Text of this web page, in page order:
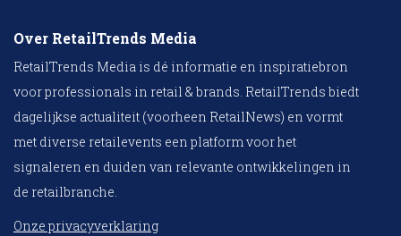
Over RetailTrends Media
RetailTrends Media is dé informatie en inspiratiebron
voor professionals in retail & brands. RetailTrends biedt
dagelijkse actualiteit (voorheen RetailNews) en vormt
met diverse retailevents een platform voor het
signaleren en duiden van relevante ontwikkelingen in
de retailbranche.
Onze privacyverklaring